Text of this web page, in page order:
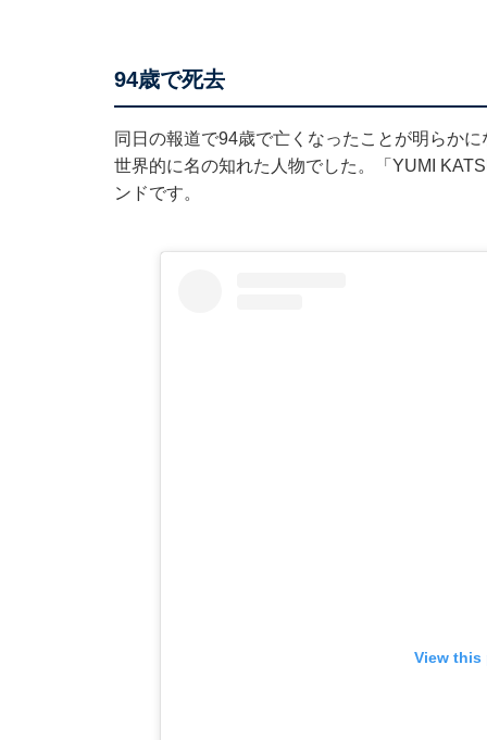
94歳で死去
同日の報道で94歳で亡くなったことが明らか
世界的に名の知れた人物でした。「YUMI
ンドです。
View this